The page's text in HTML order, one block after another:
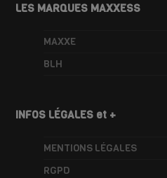
LES MARQUES MAXXESS
MAXXE
BLH
INFOS LÉGALES et +
MENTIONS LÉGALES
RGPD